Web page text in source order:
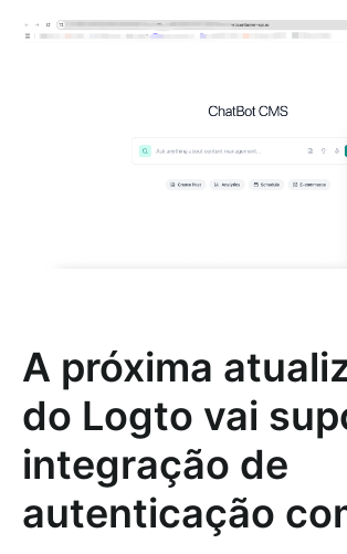
A próxima
do Logto vai
integração de
autenticação